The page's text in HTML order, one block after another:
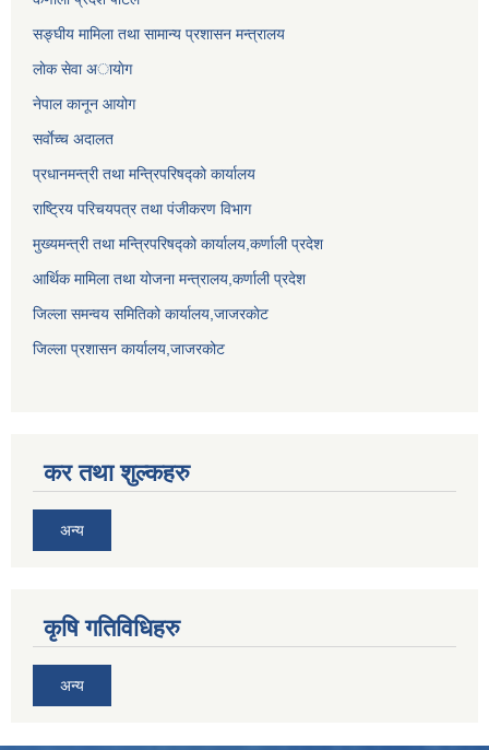
सङ्घीय मामिला तथा सामान्य प्रशासन मन्त्रालय
लाेक सेवा अायाेग
नेपाल कानून आयोग
सर्वाेच्च अदालत
प्रधानमन्त्री तथा मन्त्रिपरिषद्को कार्यालय
राष्ट्रिय परिचयपत्र तथा पंजीकरण विभाग
मुख्यमन्त्री तथा मन्त्रिपरिषद्को कार्यालय,कर्णाली प्रदेश
आर्थिक मामिला तथा योजना मन्त्रालय,कर्णाली प्रदेश
जिल्ला समन्वय समितिको कार्यालय,जाजरकाेट
जिल्ला प्रशासन कार्यालय,जाजरकोट
कर तथा शुल्कहरु
अन्य
कृषि गतिविधिहरु
अन्य